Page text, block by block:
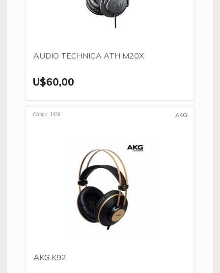
AUDIO TECHNICA ATH M20X
U$60,00
Código: 1430 AKG
AKG K92